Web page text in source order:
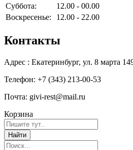
Суббота:
12.00 - 00.00
Воскресенье:
12.00 - 22.00
Контакты
Адрес : Екатеринбург, ул. 8 марта
Телефон: +7 (343) 213-00-53
Почта: givi-rest@mail.ru
Корзина